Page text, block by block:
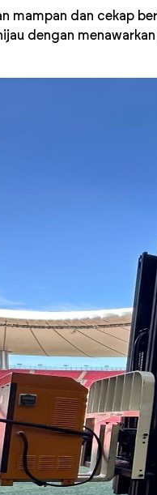
mampan dan cekap
dengan menawarkan